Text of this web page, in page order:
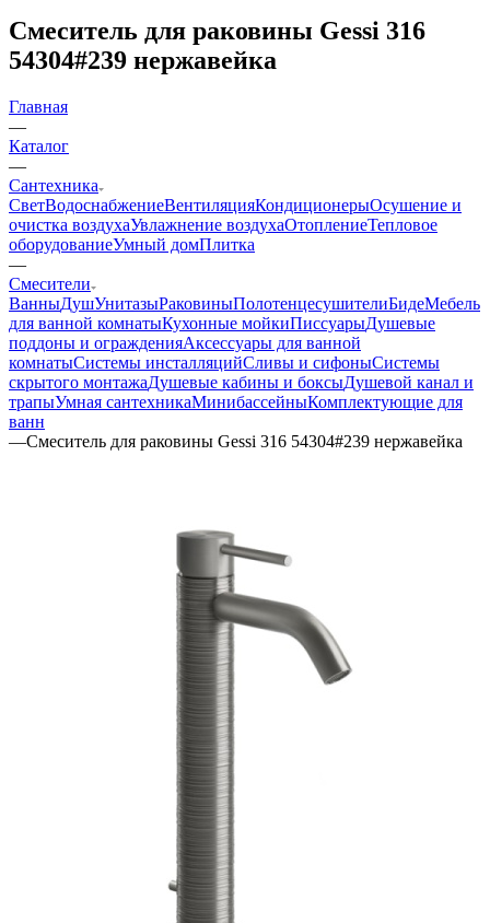
Смеситель для раковины Gessi 316
54304#239 нержавейка
Главная
—
Каталог
—
Сантехника
СветВодоснабжениеВентиляцияКондиционерыОсушение и
очистка воздухаУвлажнение воздухаОтоплениеТепловое
оборудованиеУмный домПлитка
—
Смесители
ВанныДушУнитазыРаковиныПолотенцесушителиБидеМебель
для ванной комнатыКухонные мойкиПиссуарыДушевые
поддоны и огражденияАксессуары для ванной
комнатыСистемы инсталляцийСливы и сифоныСистемы
скрытого монтажаДушевые кабины и боксыДушевой канал и
трапыУмная сантехникаМинибассейныКомплектующие для
ванн
—Смеситель для раковины Gessi 316 54304#239 нержавейка